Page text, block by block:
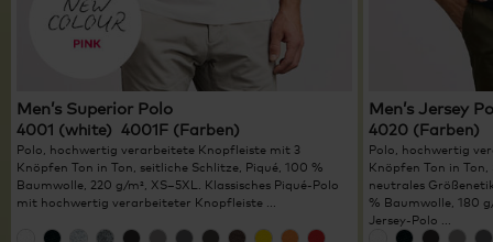
Men’s Superior Polo
4001 (white) 4001F (Farben)
Polo, hochwertig verarbeitete Knopfleiste mit 3
Knöpfen Ton in Ton, seitliche Schlitze, Piqué, 100 %
Baumwolle, 220 g/m², XS–5XL. Klassisches Piqué-Polo
mit hochwertig verarbeiteter Knopfleiste ...
Men’s Jersey
4020 (Farben)
Polo, hochwertig
Knöpfen Ton in
neutrales
% Baumwolle, 180
Jersey-Polo ...